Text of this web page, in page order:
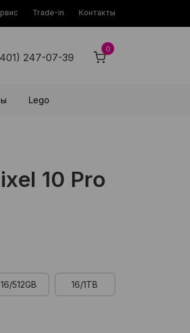
Trade-in Контакты
247-07-39
0
Lego
10 Pro
16/512GB 16/1TB